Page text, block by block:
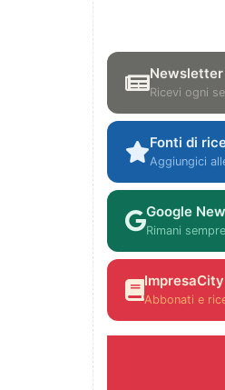
Ricevi ogni
Fonti di
Aggiungici
Google
Rimani
Abbonati e